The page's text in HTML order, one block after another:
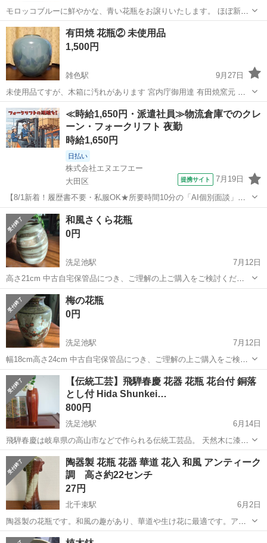
モロッコブルーに鮮やかな、青い花瓶をお譲りいたします。 ほぼ新品
で、傷汚れありません。 丸いフォルムが特徴的な花瓶。 長さ約20セン
チです。 この時期、お家タイムにぴったりな品です！ ※直接受け取り
のみの販売です
東京 大田区 大岡山駅 インテリア雑貨/小物
有田焼 花瓶② 未使用品
1,500円
雑色駅
9月27日
未使用品てすが、木箱に汚れがあります 宮内庁御用達 有田焼窯元 深
川青磁製です
東京 大田区 雑色駅 インテリア雑貨/小物 窯元
≪時給1,650円・派遣社員≫物流倉庫でのクレ
ーン・フォークリフト 夜勤
時給1,650円
日払い
株式会社エヌエフエー
大田区
提携サイト 7月19日
【8/1新着！履歴書不要・私服OK★所要時間10分の「AI個別面談」が
スタート！】【大田市場内勤務！夜勤で稼げる！深夜時給2063円！日
払い可！交通費全額支給！】青果市場でのフォークリフト作業 お仕事
内容 ・フォークリフト...
東京 大田区 その他
和風さくら花瓶
0円
洗足池駅
7月12日
高さ21cm 中古自宅保管品につき、ご理解の上ご購入をご検討くださ
い。引き渡し場所は東急池上線洗足池駅または大岡山駅です。池上線
沿線でもご相談に応じます。
東京 大田区 洗足池駅
梅の花瓶
0円
洗足池駅
7月12日
幅18cm高さ24cm 中古自宅保管品につき、ご理解の上ご購入をご検討
ください。引き渡し場所は東急池上線洗足池駅または大岡山駅です。
池上線沿線でもご相談に応じます。
東京 大田区 洗足池駅 インテリア雑貨/小物 場所
【伝統工芸】飛騨春慶 花器 花瓶 花台付 銅落
とし付 Hida Shunkei…
800円
洗足池駅
6月14日
飛騨春慶は岐阜県の高山市などで作られる伝統工芸品。 天然木に漆塗
り。 未使用ですが、箱は経年劣化のため傷んでいます。 中古自宅保管
品につき、ご理解の上ご購入をご検討ください。引き渡し場所は東急
池上線洗足池駅または大岡山駅近辺...
東京 大田区 洗足池駅 インテリア雑貨/小物
陶器製 花瓶 花器 華道 花入 和風 アンティーク
調 高さ約22センチ
27円
北千束駅
6月2日
陶器製の花瓶です。和風の趣があり、華道や生け花に最適です。アン
ティーク調のデザインで、インテリアとしてもお部屋を彩ります。
東京 大田区 北千束駅